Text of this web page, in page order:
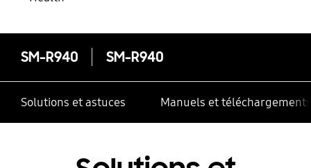
SM-R940 SM-R940
Solutions et astuces Manuels et téléchargements